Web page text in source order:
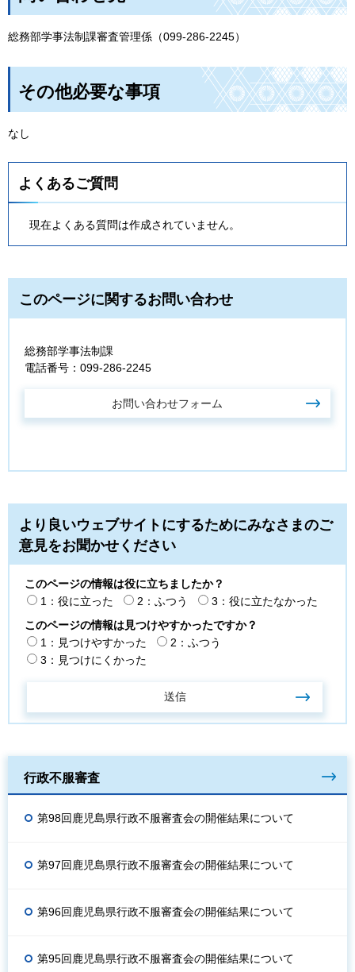
総務部学事法制課審査管理係（099-286-2245）
その他必要な事項
なし
よくあるご質問
現在よくある質問は作成されていません。
このページに関するお問い合わせ
総務部学事法制課
電話番号：099-286-2245
より良いウェブサイトにするためにみなさまのご
意見をお聞かせください
このページの情報は役に立ちましたか？
1：役に立った
2：ふつう
3：役に立たなかった
このページの情報は見つけやすかったですか？
1：見つけやすかった
2：ふつう
3：見つけにくかった
行政不服審査
第98回鹿児島県行政不服審査会の開催結果について
第97回鹿児島県行政不服審査会の開催結果について
第96回鹿児島県行政不服審査会の開催結果について
第95回鹿児島県行政不服審査会の開催結果について